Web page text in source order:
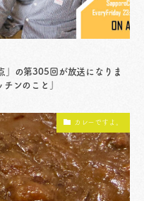
」の第305回が放送になりま
ンのこと」
カレーですよ。